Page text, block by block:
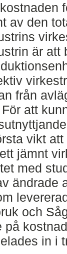
av den
är att
från
att
vikt
jämnt
med
ändrade
och
på
in i